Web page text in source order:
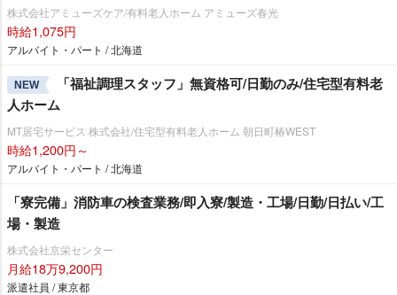
株式会社アミューズケア/有料老人ホーム アミューズ春光
時給1,075円
アルバイト・パート / 北海道
NEW
「福祉調理スタッフ」無資格可/日勤のみ/住宅型有料老
人ホーム
MT居宅サービス 株式会社/住宅型有料老人ホーム 朝日町椿WEST
時給1,200円～
アルバイト・パート / 北海道
「寮完備」消防車の検査業務/即入寮/製造・工場/日勤/日払い/工
場・製造
株式会社京栄センター
月給18万9,200円
派遣社員 / 東京都